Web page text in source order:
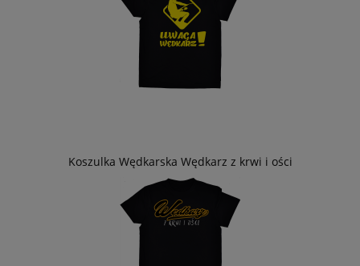
Koszulka Wędkarska Wędkarz z krwi i ości